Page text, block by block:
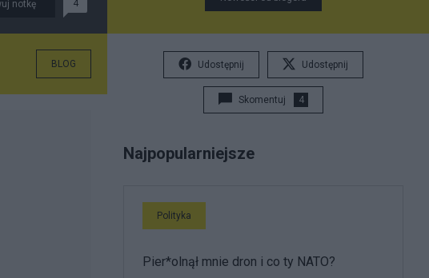
notkę 4
BLOG Udostępnij Udostępnij
Skomentuj 4
Najpopularniejsze
Polityka
Pier*olnął mnie dron i co ty NATO?